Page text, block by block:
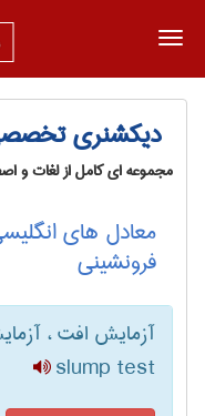
دیکشنری
مجموعه ای کامل از لغات و
معادل های
فرونشینی
آزمایش افت ،
slump test